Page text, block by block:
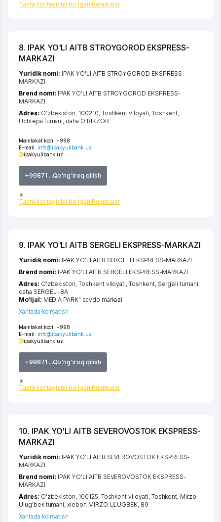
Tashkilot tegishli bo'lgan Rubrikalar
8. IPAK YO'LI AITB STROYGOROD EKSPRESS-
MARKAZI
Mamlakat kodi: +998
E-mail: info@ipakyulibank.uz
ipakyulibank.uz
+99871 ...Qo'ng'iroq qilish
Tashkilot tegishli bo'lgan Rubrikalar
Yuridik nomi: IPAK YO'LI AITB STROYGOROD EKSPRESS-
MARKAZI
Brend nomi: IPAK YO'LI AITB STROYGOROD EKSPRESS-
MARKAZI
Adres: O'zbekiston, 100210, Toshkent viloyati, Toshkent,
Uchtepa tumani, daha O'RIKZOR
9. IPAK YO'LI AITB SERGELI EKSPRESS-MARKAZI
Mamlakat kodi: +998
E-mail: info@ipakyulibank.uz
ipakyulibank.uz
+99871 ...Qo'ng'iroq qilish
Tashkilot tegishli bo'lgan Rubrikalar
Yuridik nomi: IPAK YO'LI AITB SERGELI EKSPRESS-MARKAZI
Brend nomi: IPAK YO'LI AITB SERGELI EKSPRESS-MARKAZI
Adres: O'zbekiston,Toshkent viloyati ,Toshkent, Sergeli tumani
daha SERGELI-8A
Mo‘ljal: MEDIA PARK" savdo markazi
Xaritada ko'rsatish
10. IPAK YO'LI AITB SEVEROVOSTOK EKSPRESS-
MARKAZI
Yuridik nomi: IPAK YO'LI AITB SEVEROVOSTOK EKSPRESS-
MARKAZI
Brend nomi: IPAK YO'LI AITB SEVEROVOSTOK EKSPRESS-
MARKAZI
Adres: O'zbekiston, 100125, Toshkent viloyati Toshkent Mirzo-
Ulug'bek tumani ,xiеbon MIRZO ULUGBEK , 89
Xaritada ko'rsatish